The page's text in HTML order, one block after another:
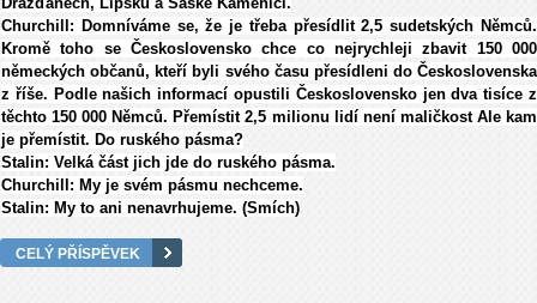
Churchill: Domníváme se, že je třeba přesídlit 2,5 sudetských Němců.
Kromě toho se Československo chce co nejrychleji zbavit 150 000
německých občanů, kteří byli svého času přesídleni do Československa
z říše. Podle našich informací opustili Československo jen dva tisíce z
těchto 150 000 Němců. Přemístit 2,5 milionu lidí není maličkost Ale kam
je přemístit. Do ruského pásma?
Stalin: Velká část jich jde do ruského pásma.
Churchill: My je svém pásmu nechceme.
Stalin: My to ani nenavrhujeme. (Smích)
CELÝ PŘÍSPĚVEK